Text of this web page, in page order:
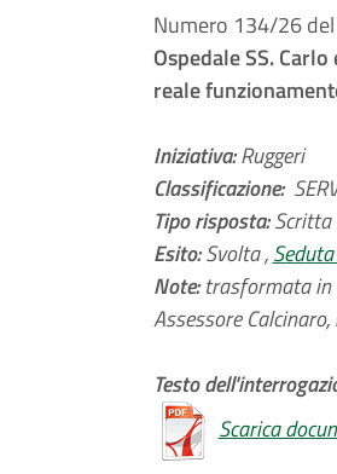
Numero 134/26
Ospedale SS.
reale
Iniziativa:Ruggeri
Classificazione:
Tipo risposta:Scritta
Esito:Svolta ,
Note:trasformata in
Assessore
Testo
Scarica